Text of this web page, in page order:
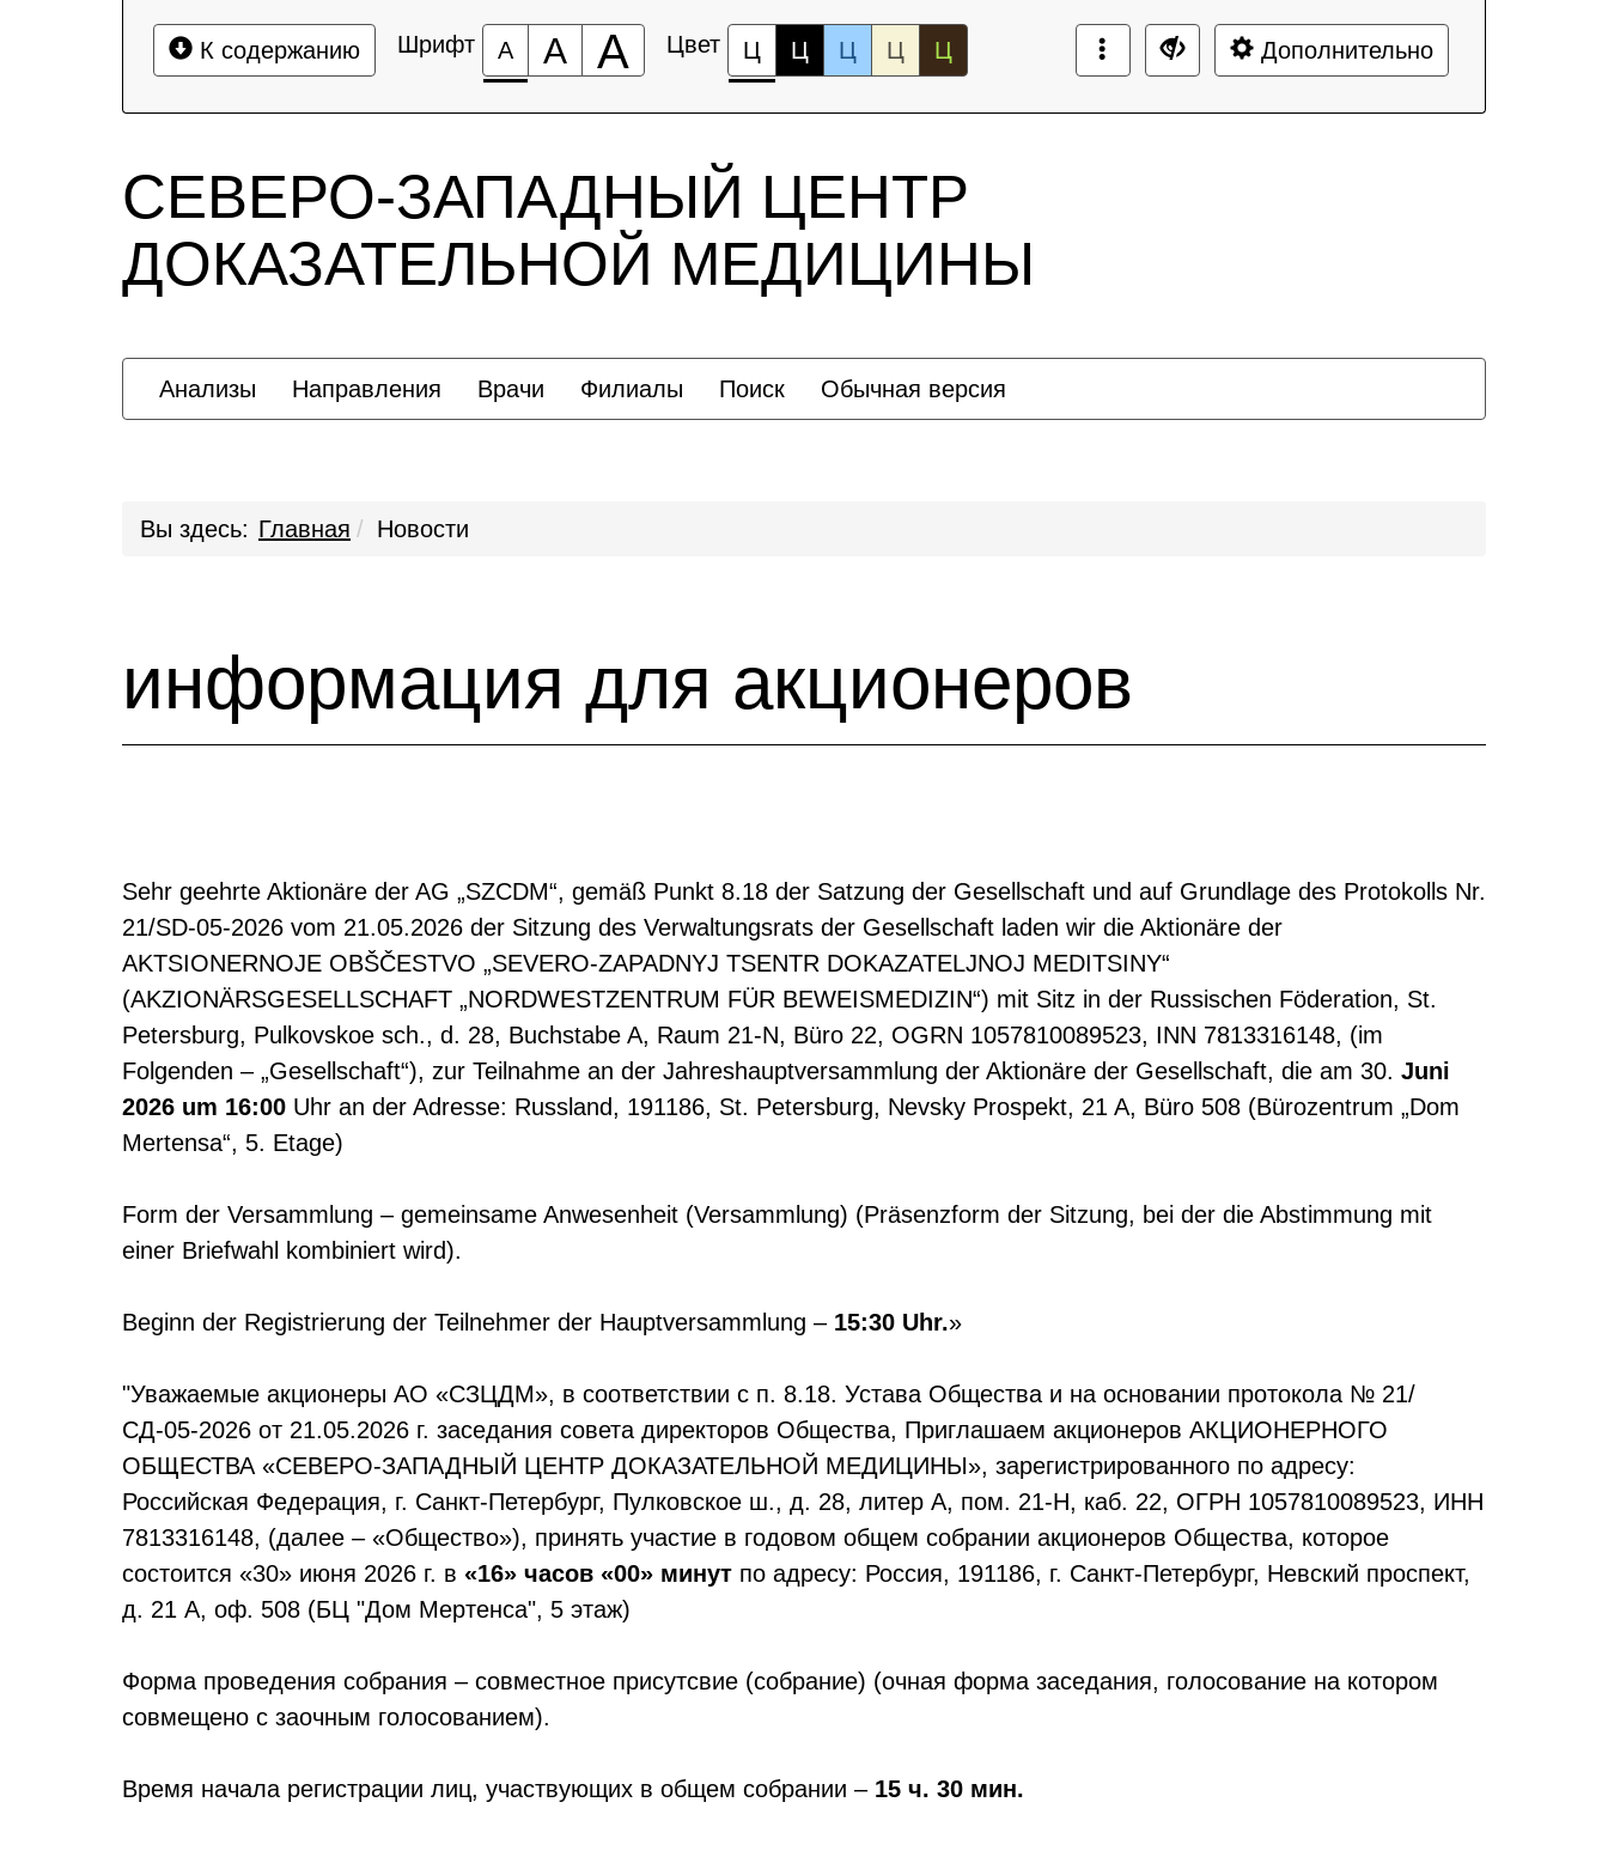
К содержанию Шрифт А А А Цвет Ц Ц Ц Ц Ц Дополнительно
СЕВЕРО-ЗАПАДНЫЙ ЦЕНТР
ДОКАЗАТЕЛЬНОЙ МЕДИЦИНЫ
Анализы Направления Врачи Филиалы Поиск Обычная версия
Вы здесь: Главная Новости
информация для акционеров
Sehr geehrte Aktionäre der AG „SZCDM“, gemäß Punkt 8.18 der Satzung der Gesellschaft und auf Grundlage des Protokolls Nr.
21/SD-05-2026 vom 21.05.2026 der Sitzung des Verwaltungsrats der Gesellschaft laden wir die Aktionäre der
AKTSIONERNOJE OBŠČESTVO „SEVERO-ZAPADNYJ TSENTR DOKAZATELJNOJ MEDITSINY“
(AKZIONÄRSGESELLSCHAFT „NORDWESTZENTRUM FÜR BEWEISMEDIZIN“) mit Sitz in der Russischen Föderation, St.
Petersburg, Pulkovskoe sch., d. 28, Buchstabe A, Raum 21-N, Büro 22, OGRN 1057810089523, INN 7813316148, (im
Folgenden – „Gesellschaft“), zur Teilnahme an der Jahreshauptversammlung der Aktionäre der Gesellschaft, die am 30. Juni
2026 um 16:00 Uhr an der Adresse: Russland, 191186, St. Petersburg, Nevsky Prospekt, 21 A, Büro 508 (Bürozentrum „Dom
Mertensa“, 5. Etage)
Form der Versammlung – gemeinsame Anwesenheit (Versammlung) (Präsenzform der Sitzung, bei der die Abstimmung mit
einer Briefwahl kombiniert wird).
Beginn der Registrierung der Teilnehmer der Hauptversammlung – 15:30 Uhr.»
"Уважаемые акционеры АО «СЗЦДМ», в соответствии с п. 8.18. Устава Общества и на основании протокола № 21/
СД-05-2026 от 21.05.2026 г. заседания совета директоров Общества, Приглашаем акционеров АКЦИОНЕРНОГО
ОБЩЕСТВА «СЕВЕРО-ЗАПАДНЫЙ ЦЕНТР ДОКАЗАТЕЛЬНОЙ МЕДИЦИНЫ», зарегистрированного по адресу:
Российская Федерация, г. Санкт-Петербург, Пулковское ш., д. 28, литер А, пом. 21-Н, каб. 22, ОГРН 1057810089523, ИНН
7813316148, (далее – «Общество»), принять участие в годовом общем собрании акционеров Общества, которое
состоится «30» июня 2026 г. в «16» часов «00» минут по адресу: Россия, 191186, г. Санкт-Петербург, Невский проспект,
д. 21 А, оф. 508 (БЦ "Дом Мертенса", 5 этаж)
Форма проведения собрания – совместное присутсвие (собрание) (очная форма заседания, голосование на котором
совмещено с заочным голосованием).
Время начала регистрации лиц, участвующих в общем собрании – 15 ч. 30 мин.